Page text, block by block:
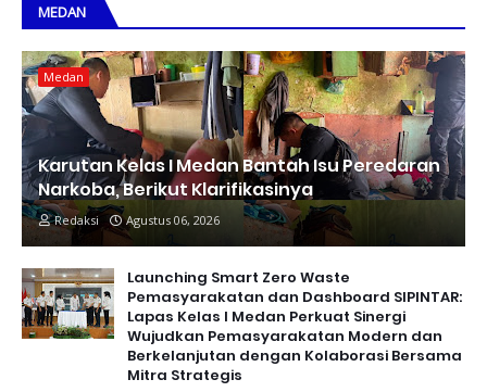
MEDAN
Medan
Karutan Kelas I Medan Bantah Isu Peredaran
Narkoba, Berikut Klarifikasinya
Redaksi Agustus 06, 2026
Launching Smart Zero Waste
Pemasyarakatan dan Dashboard SIPINTAR:
Lapas Kelas I Medan Perkuat Sinergi
Wujudkan Pemasyarakatan Modern dan
Berkelanjutan dengan Kolaborasi Bersama
Mitra Strategis